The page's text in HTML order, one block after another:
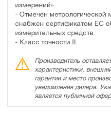
измерений».
- Отмечен метрологической
снабжен сертификатом ЕС
измерительных средств.
- Класс точности II.
Производитель
характеристики,
гарантии и место
уведомления дилера.
является публичной